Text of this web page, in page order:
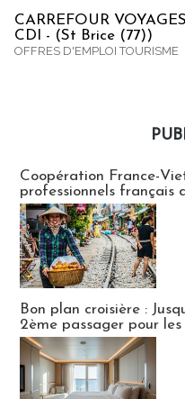
CARREFOUR
CDI - (St Brice (77))
OFFRES D'EMPLOI TOURISME
Coopération France-
professionnels français
Bon plan croisière :
2ème passager pour